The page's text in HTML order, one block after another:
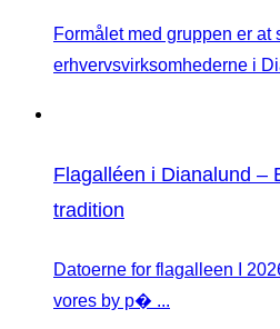
Formålet med gruppen er at
erhvervsvirksomhederne i
Flagalléen i Dianalund –
tradition
Datoerne for flagalleen I
vores by p� ...